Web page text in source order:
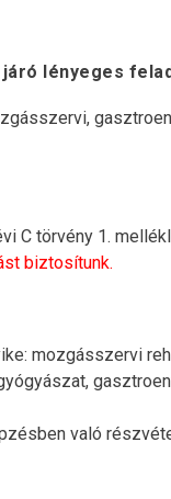
lényeges
C törvény 1.
biztosítunk.
mozgásszervi
való